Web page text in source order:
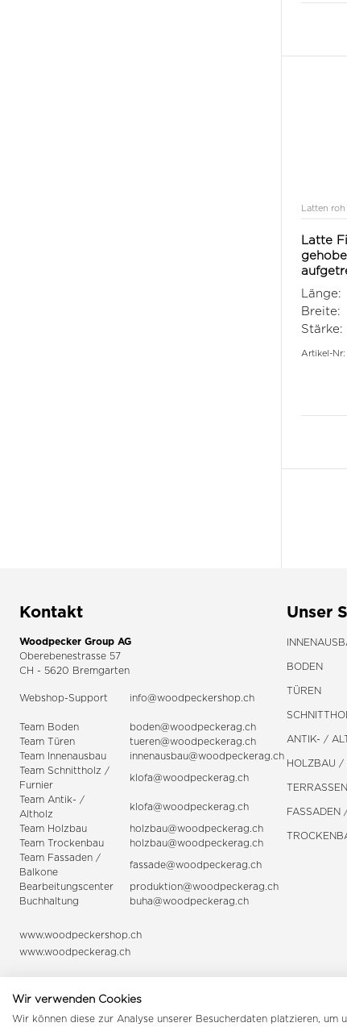
Latten roh
Latte
Länge:
Breite:
Stärke:
Artikel-Nr:
Kontakt
Woodpecker Group AG
Oberebenestrasse 57
CH - 5620 Bremgarten
Webshop-Support info@woodpeckershop.ch
Team Boden
boden@woodpeckerag.ch
Team Türen
tueren@woodpeckerag.ch
Team Innenausbau
innenausbau@woodpeckerag.ch
Team Schnittholz /
Furnier
klofa@woodpeckerag.ch
Team Antik- /
Altholz
klofa@woodpeckerag.ch
Team Holzbau
holzbau@woodpeckerag.ch
Team Trockenbau
holzbau@woodpeckerag.ch
Team Fassaden /
Balkone
fassade@woodpeckerag.ch
Bearbeitungscenter
produktion@woodpeckerag.ch
Buchhaltung
buha@woodpeckerag.ch
www.woodpeckershop.ch
www.woodpeckerag.ch
Unser
BODEN
TÜREN
ANTIK- /
HOLZBAU /
TERRASSEN
FASSADEN
Wir verwenden Cookies
Wir können diese zur Analyse unserer Besucherdaten platzieren, um